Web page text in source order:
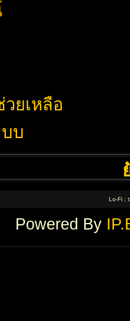
ยเหลือ
บ
Lo-Fi ;
Powered By